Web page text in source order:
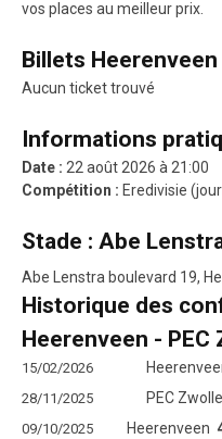
vos places au meilleur prix.
Billets Heerenveen
Aucun ticket trouvé
Informations
Date : 22 août 2026 à 21:00
Compétition : Eredivisie
Stade : Abe
Abe Lenstra boulevard 19,
Historique des
Heerenveen - PEC
15/02/2026
28/11/2025
PEC Zwolle
09/10/2025
Heerenveen